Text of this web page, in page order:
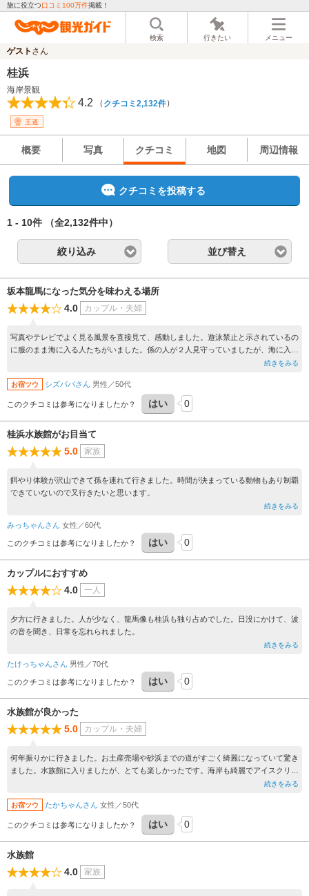
旅に役立つ口コミ100万件掲載！
検索 行きたい メニュー
ゲスト さん
桂浜
海岸景観
4.2 （ クチコミ2,132件）
王道
概要 写真 クチコミ 地図 周辺情報
クチコミを投稿する
1 - 10件 （全2,132件中）
絞り込み 並び替え
坂本龍馬になった気分を味わえる場所
4.0 カップル・夫婦
写真やテレビでよく見る風景を直接見て、感動しました。遊泳禁止と示されているの
に服のまま海に入る人たちがいました。係の人が２人見守っていましたが、海に入る
人がいる度に注意に行っていました。その様子を見るのも気分が悪いので、誰もがル
続きをみる
お宿ツウ シズパパさん 男性／50代
このクチコミは参考になりましたか？ はい 0
桂浜水族館がお目当て
5.0 家族
餌やり体験が沢山できて孫を連れて行きました。時間が決まっている動物もあり制覇
できていないので又行きたいと思います。
続きをみる
みっちゃんさん 女性／60代
このクチコミは参考になりましたか？ はい 0
カップルにおすすめ
4.0 一人
夕方に行きました。人が少なく、龍馬像も桂浜も独り占めでした。日没にかけて、波
の音を聞き、日常を忘れられました。
続きをみる
たけっちゃんさん 男性／70代
このクチコミは参考になりましたか？ はい 0
水族館が良かった
5.0 カップル・夫婦
何年振りかに行きました。お土産売場や砂浜までの道がすごく綺麗になっていて驚き
ました。水族館に入りましたが、とても楽しかったです。海岸も綺麗でアイスクリー
続きをみる
お宿ツウ たかちゃんさん 女性／50代
このクチコミは参考になりましたか？ はい 0
水族館
4.0 家族